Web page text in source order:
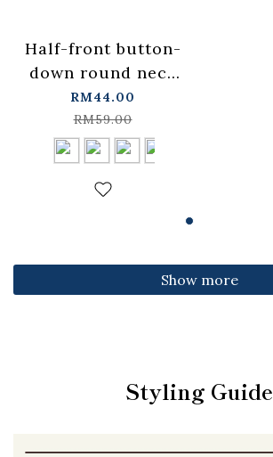
Half-front button-
down round neck
fitted top,
available in four
colors【01099501】
in stock+pre-order
RM44.00
RM59.00
Show more
Styling Guide